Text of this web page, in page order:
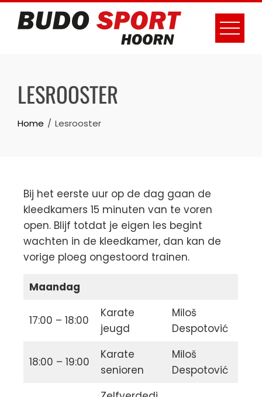
LESROOSTER
Home Lesrooster
Bij het eerste uur op de dag gaan de
kleedkamers 15 minuten van te voren
open. Blijf totdat je eigen les begint
wachten in de kleedkamer, dan kan de
vorige ploeg ongestoord trainen.
Maandag
17:00 – 18:00
Karate
jeugd
Miloš
Despotović
18:00 – 19:00
Karate
senioren
Miloš
Despotović